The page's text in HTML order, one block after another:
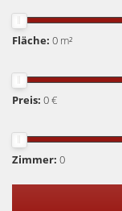
Fläche: 0 m²
Preis: 0 €
Zimmer: 0